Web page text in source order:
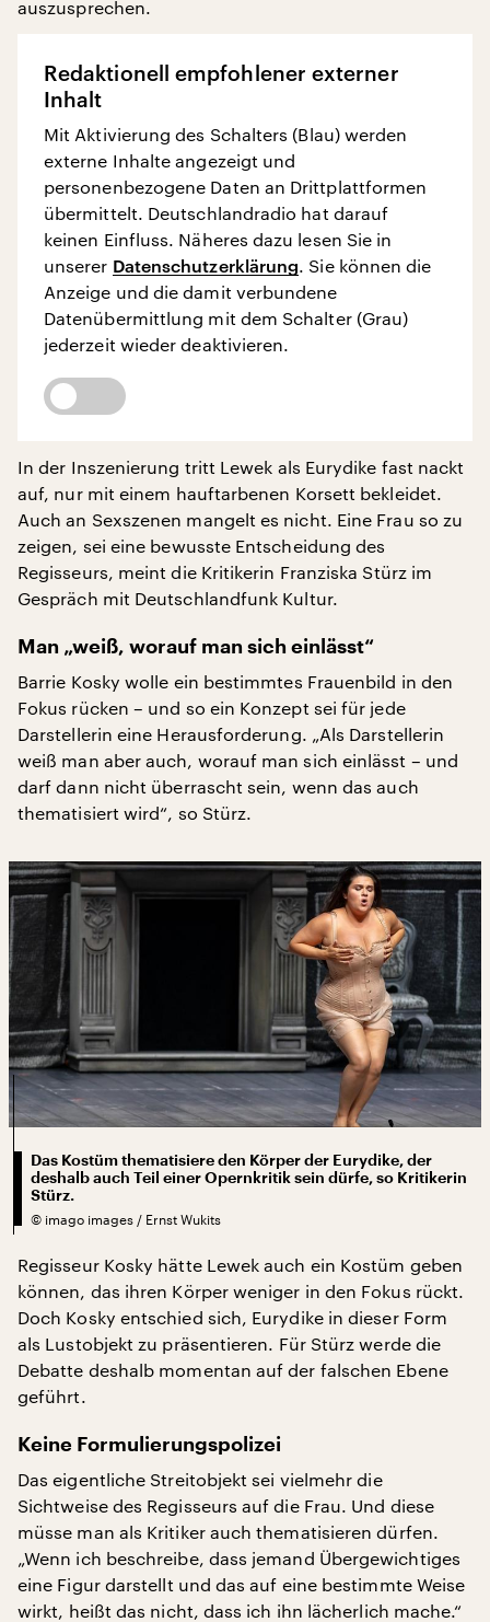
auszusprechen.
Redaktionell empfohlener externer
Inhalt
Mit Aktivierung des Schalters (Blau) werden
externe Inhalte angezeigt und
personenbezogene Daten an Drittplattformen
übermittelt. Deutschlandradio hat darauf
keinen Einfluss. Näheres dazu lesen Sie in
unserer Datenschutzerklärung. Sie können die
Anzeige und die damit verbundene
Datenübermittlung mit dem Schalter (Grau)
jederzeit wieder deaktivieren.
In der Inszenierung tritt Lewek als Eurydike fast nackt
auf, nur mit einem hauftarbenen Korsett bekleidet.
Auch an Sexszenen mangelt es nicht. Eine Frau so zu
zeigen, sei eine bewusste Entscheidung des
Regisseurs, meint die Kritikerin Franziska Stürz im
Gespräch mit Deutschlandfunk Kultur.
Man „weiß, worauf man sich einlässt“
Barrie Kosky wolle ein bestimmtes Frauenbild in den
Fokus rücken – und so ein Konzept sei für jede
Darstellerin eine Herausforderung. „Als Darstellerin
weiß man aber auch, worauf man sich einlässt – und
darf dann nicht überrascht sein, wenn das auch
thematisiert wird“, so Stürz.
Das Kostüm thematisiere den Körper der Eurydike, der
deshalb auch Teil einer Opernkritik sein dürfe, so Kritikerin
Stürz.
© imago images / Ernst Wukits
Regisseur Kosky hätte Lewek auch ein Kostüm geben
können, das ihren Körper weniger in den Fokus rückt.
Doch Kosky entschied sich, Eurydike in dieser Form
als Lustobjekt zu präsentieren. Für Stürz werde die
Debatte deshalb momentan auf der falschen Ebene
geführt.
Keine Formulierungspolizei
Das eigentliche Streitobjekt sei vielmehr die
Sichtweise des Regisseurs auf die Frau. Und diese
müsse man als Kritiker auch thematisieren dürfen.
„Wenn ich beschreibe, dass jemand Übergewichtiges
eine Figur darstellt und das auf eine bestimmte Weise
wirkt, heißt das nicht, dass ich ihn lächerlich mache.“